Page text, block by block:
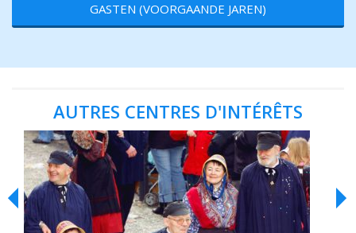
GASTEN (VOORGAANDE JAREN)
AUTRES CENTRES D'INTÉRÊTS